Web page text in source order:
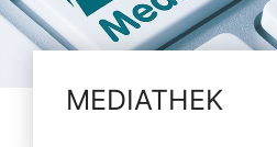
MEDIATHEK